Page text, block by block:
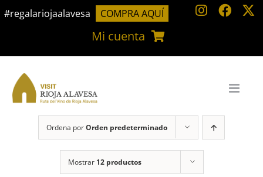
Saltar
#regalariojaalavesa COMPRA AQUÍ
Mi cuenta
Ordena porOrden predeterminado
Mostrar 12 productos